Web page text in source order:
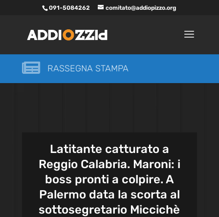
091-5084262 comitato@addiopizzo.org
 RASSEGNA STAMPA
Latitante catturato a
Reggio Calabria. Maroni: i
boss pronti a colpire. A
Palermo data la scorta al
sottosegretario Miccichè